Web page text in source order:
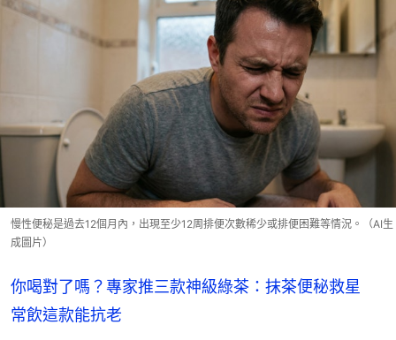
慢性便秘是過去12個月內，出現至少12周排便次數稀少或排便困難等情況。（AI生
成圖片）
你喝對了嗎？專家推三款神級綠茶：抹茶便秘救星
常飲這款能抗老